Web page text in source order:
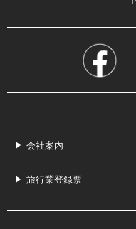
会社案内
旅行業登録票